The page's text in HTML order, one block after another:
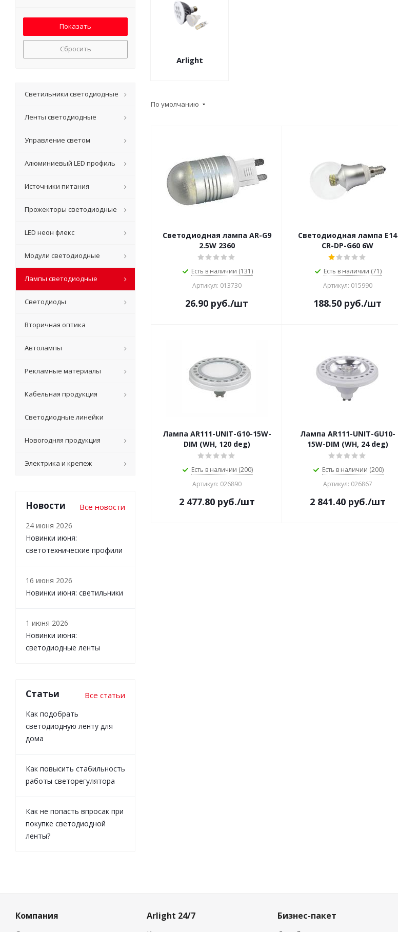
Arlight
По умолчанию
Светодиодная лампа AR-G9
2.5W 2360
Есть в наличии (131)
Артикул: 013730
26.90 руб./шт
Светодиодная лампа E14
CR-DP-G60 6W
Есть в наличии (71)
Артикул: 015990
188.50 руб./шт
Лампа AR111-UNIT-G10-15W-
DIM (WH, 120 deg)
Есть в наличии (200)
Артикул: 026890
2 477.80руб./шт
Лампа AR111-UNIT-GU10-
15W-DIM (WH, 24 deg)
Есть в наличии (200)
Артикул: 026867
2 841.40руб./шт
Сбросить
Светильники светодиодные
Ленты светодиодные
Управление светом
Алюминиевый LED профиль
Источники питания
Прожекторы светодиодные
LED неон флекс
Модули светодиодные
Лампы светодиодные
Светодиоды
Вторичная оптика
Автолампы
Рекламные материалы
Кабельная продукция
Светодиодные линейки
Новогодняя продукция
Электрика и крепеж
Новости Все новости
24 июня 2026
Новинки июня:
светотехнические профили
16 июня 2026
Новинки июня: светильники
1 июня 2026
Новинки июня:
светодиодные ленты
Статьи Все статьи
Как подобрать
светодиодную ленту для
дома
Как повысить стабильность
работы светорегулятора
Как не попасть впросак при
покупке светодиодной
ленты?
Компания Arlight 24/7 Бизнес-пакет